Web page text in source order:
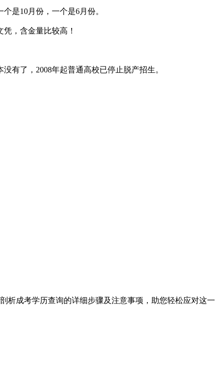
是10月份，一个是6月份。
，含金量比较高！
有了，2008年起普通高校已停止脱产招生。
成考学历查询的详细步骤及注意事项，助您轻松应对这一